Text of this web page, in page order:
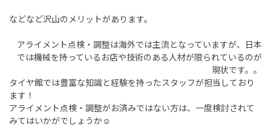
などなど沢山のメリットがあります。
アライメント点検・調整は海外では主流となっていますが、日本
では機械を持っているお店や技術のある人材が限られているのが
現状です。。
タイヤ館では豊富な知識と経験を持ったスタッフが担当しており
ます！
アライメント点検・調整がお済みではない方は、一度検討されて
みてはいかがでしょうか☺︎